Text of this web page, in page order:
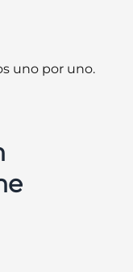
uno por uno.